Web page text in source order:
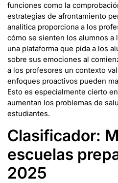
funciones como la
estrategias de afrontamiento
analítica proporciona a los
cómo se sienten los alumnos a
una plataforma que pida a los
sobre sus emociones al
a los profesores un contexto
enfoques proactivos pueden
Esto es especialmente cierto
aumentan los problemas de
estudiantes.
Clasificador:
escuelas
2025